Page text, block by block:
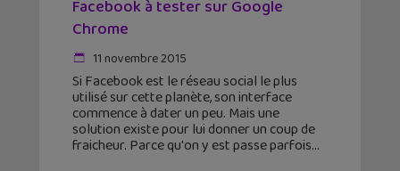
Facebook à tester sur Google
Chrome
11 novembre 2015
Si Facebook est le réseau social le plus
utilisé sur cette planète, son interface
commence à dater un peu. Mais une
solution existe pour lui donner un coup de
fraicheur. Parce qu'on y est passe parfois